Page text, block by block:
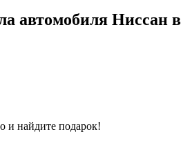
автомобиля Ниссан в
и найдите подарок!